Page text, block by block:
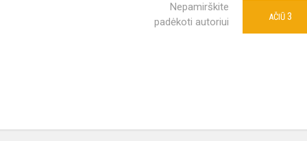
Nepamirškite
padėkoti autoriui
AČIŪ 3